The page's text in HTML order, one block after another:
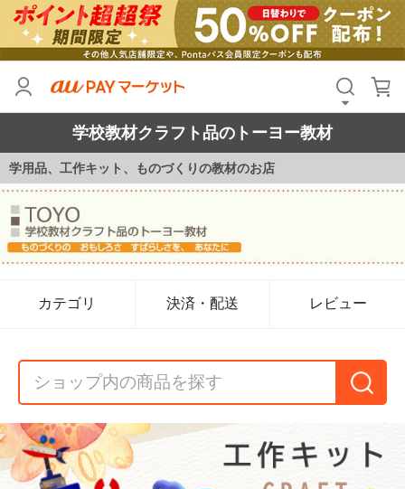
学校教材クラフト品のトーヨー教材
学用品、工作キット、ものづくりの教材のお店
カテゴリ 決済・配送